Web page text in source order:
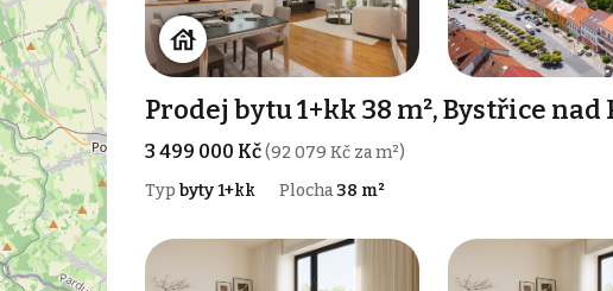
Prodej bytu 1+kk 38 m², Bystřice
3 499 000 Kč(92 079 Kč za m²)
Typ byty 1+kk Plocha 38 m²